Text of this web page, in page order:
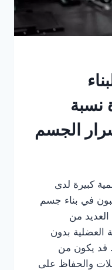
نسبة
الجسم
كبيرة لدى
في بناء جسم
من
العضلية بدون
قد يكون من
والحفاظ على